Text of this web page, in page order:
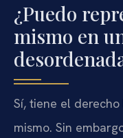
¿Puedo
mismo en
Sí, tiene el
mismo. Sin